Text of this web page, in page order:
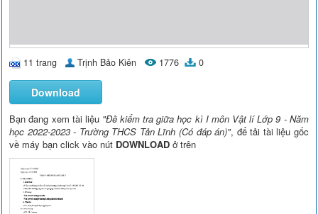
11 trang Trịnh Bảo Kiên 1776 0
Download
Bạn đang xem tài liệu "Đề kiểm tra giữa học kì I môn Vật lí Lớp 9 - Năm
học 2022-2023 - Trường THCS Tản Lĩnh (Có đáp án)", để tải tài liệu gốc
về máy bạn click vào nút DOWNLOAD ở trên